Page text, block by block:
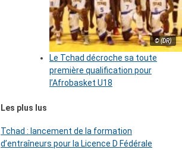
© (DR)
Le Tchad décroche sa toute
première qualification pour
l’Afrobasket U18
Les plus lus
Tchad : lancement de la formation
d’entraîneurs pour la Licence D Fédérale